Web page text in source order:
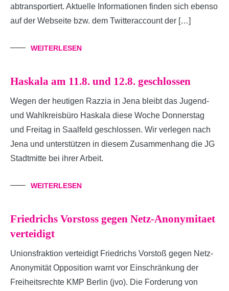
abtransportiert. Aktuelle Informationen finden sich ebenso
auf der Webseite bzw. dem Twitteraccount der […]
WEITERLESEN
Haskala am 11.8. und 12.8. geschlossen
Wegen der heutigen Razzia in Jena bleibt das Jugend-
und Wahlkreisbüro Haskala diese Woche Donnerstag
und Freitag in Saalfeld geschlossen. Wir verlegen nach
Jena und unterstützen in diesem Zusammenhang die JG
Stadtmitte bei ihrer Arbeit.
WEITERLESEN
Friedrichs Vorstoss gegen Netz-Anonymitaet
verteidigt
Unionsfraktion verteidigt Friedrichs Vorstoß gegen Netz-
Anonymität Opposition warnt vor Einschränkung der
Freiheitsrechte KMP Berlin (jvo). Die Forderung von